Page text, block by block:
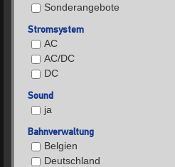
Sonderangebote
Stromsystem
AC
AC/DC
DC
Sound
ja
Bahnverwaltung
Belgien
Deutschland